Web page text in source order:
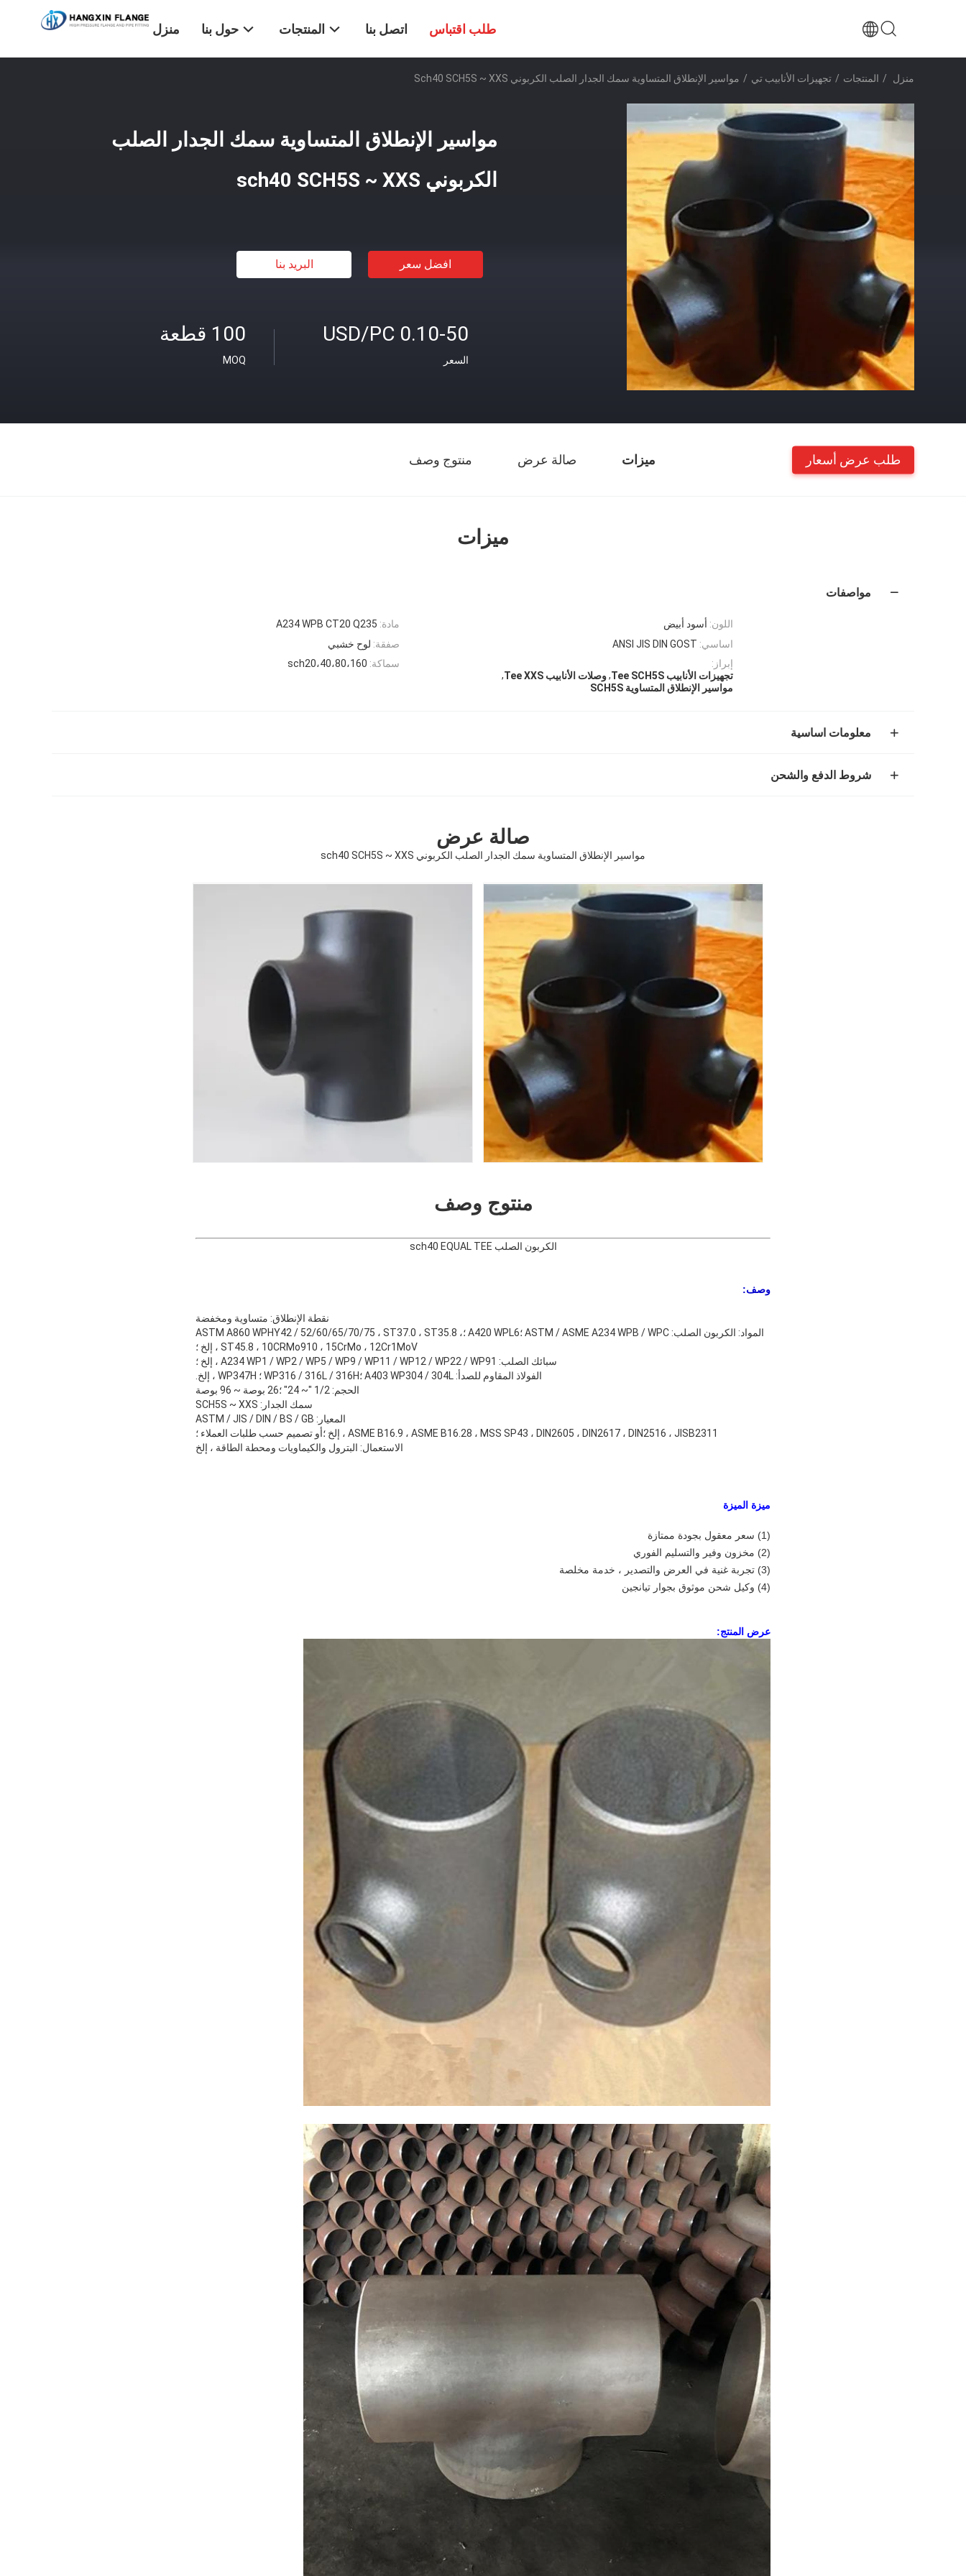
منزل حول بنا المنتجات اتصل بنا طلب اقتباس
منزل / المنتجات / تجهيزات الأنابيب تي / مواسير الإنطلاق المتساوية سمك الجدار الصلب الكربوني Sch40 SCH5S ~ XXS
مواسير الإنطلاق المتساوية سمك الجدار الصلب
الكربوني sch40 SCH5S ~ XXS
افضل سعر البريد بنا
100 قطعة
MOQ
0.10-50 USD/PC
السعر
ميزات صالة عرض منتوج وصف طلب عرض أسعار
ميزات
مواصفات
مادة: A234 WPB CT20 Q235 اللون: أسود أبيض
صفقة: لوح خشبي اساسي: ANSI JIS DIN GOST
سماكة: sch20،40،80،160
إبراز:
تجهيزات الأنابيب Tee SCH5S
,وصلات الأنابيب Tee XXS
,
مواسير الإنطلاق المتساوية SCH5S
معلومات اساسية
شروط الدفع والشحن
صالة عرض
مواسير الإنطلاق المتساوية سمك الجدار الصلب الكربوني sch40 SCH5S ~ XXS
منتوج وصف
الكربون الصلب sch40 EQUAL TEE
وصف:
نقطة الإنطلاق: متساوية ومخفضة
المواد: الكربون الصلب: ASTM / ASME A234 WPB / WPC ؛A420 WPL6 ؛ASTM A860 WPHY42 / 52/60/65/70/75 ، ST37.0 ، ST35.8 ،
ST45.8 ، 10CRMo910 ، 15CrMo ، 12Cr1MoV ، إلخ ؛
سبائك الصلب: A234 WP1 / WP2 / WP5 / WP9 / WP11 / WP12 / WP22 / WP91 ، إلخ ؛
الفولاذ المقاوم للصدأ: A403 WP304 / 304L ؛WP316 / 316L / 316H ؛ WP347H ، إلخ.
الحجم: 1/2 "~ 24" ؛26 بوصة ~ 96 بوصة
سمك الجدار: SCH5S ~ XXS
المعيار: ASTM / JIS / DIN / BS / GB
ASME B16.9 ، ASME B16.28 ، MSS SP43 ، DIN2605 ، DIN2617 ، DIN2516 ، JISB2311 ، إلخ ؛أو تصميم حسب طلبات العملاء ؛
الاستعمال: البترول والكيماويات ومحطة الطاقة ، إلخ
ميزة الميزة
(1) سعر معقول بجودة ممتازة
(2) مخزون وفير والتسليم الفوري
(3) تجربة غنية في العرض والتصدير ، خدمة مخلصة
(4) وكيل شحن موثوق بجوار تيانجين
عرض المنتج: